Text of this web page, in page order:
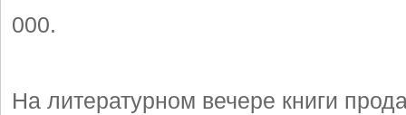
000.
На литературном вечере книги